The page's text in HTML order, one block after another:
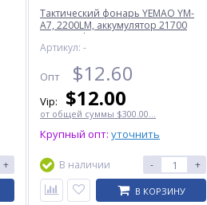
+
Тактический фонарь YEMAO YM-
А7, 2200LM, аккумулятор 21700
(5000 mAh)
Артикул: -
Опт $12.60
Vip: $12.00
от общей суммы $300.00...
Крупный опт: уточнить
В наличии - +
В КОРЗИНУ